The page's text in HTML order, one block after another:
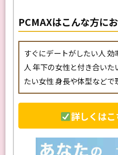
PCMAXはこんな方に
すぐにデートがしたい人
人 年下の女性と付き合い
たい女性 身長や体型などで
詳しくはこ